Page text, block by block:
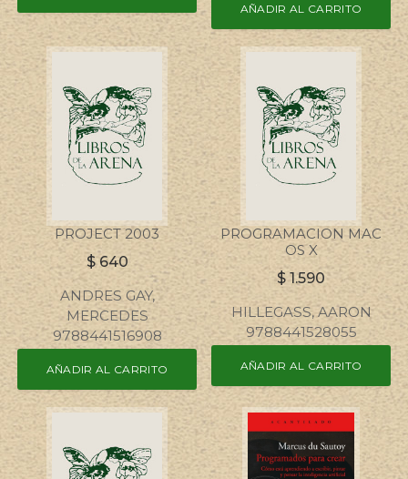
AÑADIR AL CARRITO
PROJECT 2003
$640
ANDRES GAY,
MERCEDES
9788441516908
AÑADIR AL CARRITO
PROGRAMACION MAC
OS X
$ 1.590
HILLEGASS, AARON
9788441528055
AÑADIR AL CARRITO